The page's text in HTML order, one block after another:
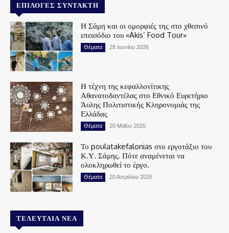
ΕΠΙΛΟΓΈΣ ΣΥΝΤΆΚΤΗ
Η Σάμη και οι ομορφιές της στο χθεσινό
επεισόδιο του «Akis’ Food Tour»
Θέματα 28 Ιουνίου 2026
Η τέχνη της κεφαλλονίτικης
Αθανατοδαντέλας στο Εθνικό Ευρετήριο
Άυλης Πολιτιστικής Κληρονομιάς της
Ελλάδας
Θέματα 20 Μαΐου 2026
Το poulatakefalonias στο εργοτάξιο του
Κ.Υ. Σάμης. Πότε αναμένεται να
ολοκληρωθεί το έργο.
Θέματα 20 Απριλίου 2026
ΤΕΛΕΥΤΑΊΑ ΝΈΑ